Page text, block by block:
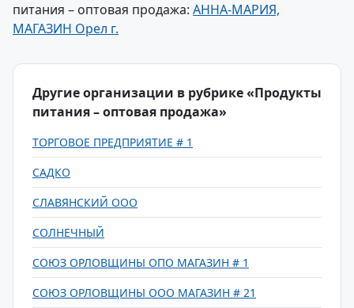
питания – оптовая продажа: АННА-МАРИЯ,
МАГАЗИН Орел г.
Другие организации в рубрике «Продукты
питания – оптовая продажа»
ТОРГОВОЕ ПРЕДПРИЯТИЕ # 1
САДКО
СЛАВЯНСКИЙ ООО
СОЛНЕЧНЫЙ
СОЮЗ ОРЛОВЩИНЫ ОПО МАГАЗИН # 1
СОЮЗ ОРЛОВЩИНЫ ООО МАГАЗИН # 21